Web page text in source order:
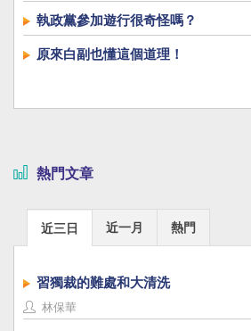
執政黨參加遊行很奇怪嗎？
原來白副也懂這個道理！
熱門文章
近三日 近一月 熱門
習獨裁的難處和大清洗
林保華